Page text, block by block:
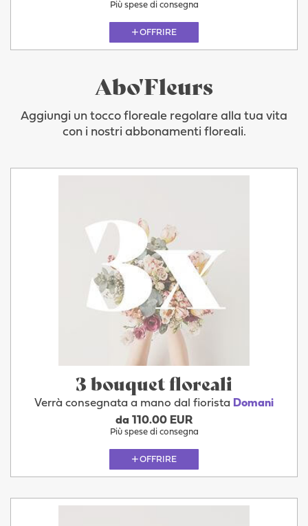
Più spese di consegna
OFFRIRE
Abo'Fleurs
Aggiungi un tocco floreale regolare alla tua vita
con i nostri abbonamenti floreali.
3 bouquet floreali
Verrà consegnata a mano dal fiorista Domani
da 110.00 EUR
Più spese di consegna
OFFRIRE